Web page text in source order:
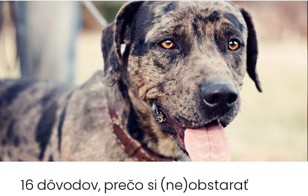
16 dôvodov, prečo si (ne)obstarať